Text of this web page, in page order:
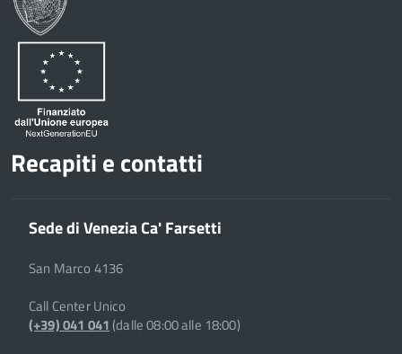
Recapiti e contatti
Sede di Venezia Ca' Farsetti
San Marco 4136
Call Center Unico
(+39) 041 041(dalle 08:00 alle 18:00)